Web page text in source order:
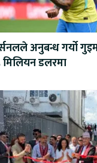
अनुबन्ध गर्यो
डलरमा